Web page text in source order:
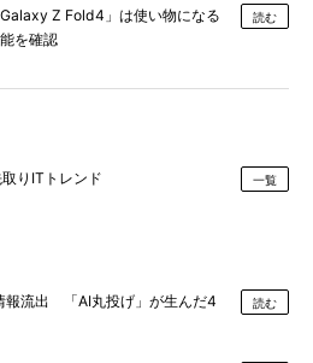
Z Fold4」は使い物になる
を確認
読む
りITトレンド 一覧
報流出 「AI丸投げ」が生んだ4
読む